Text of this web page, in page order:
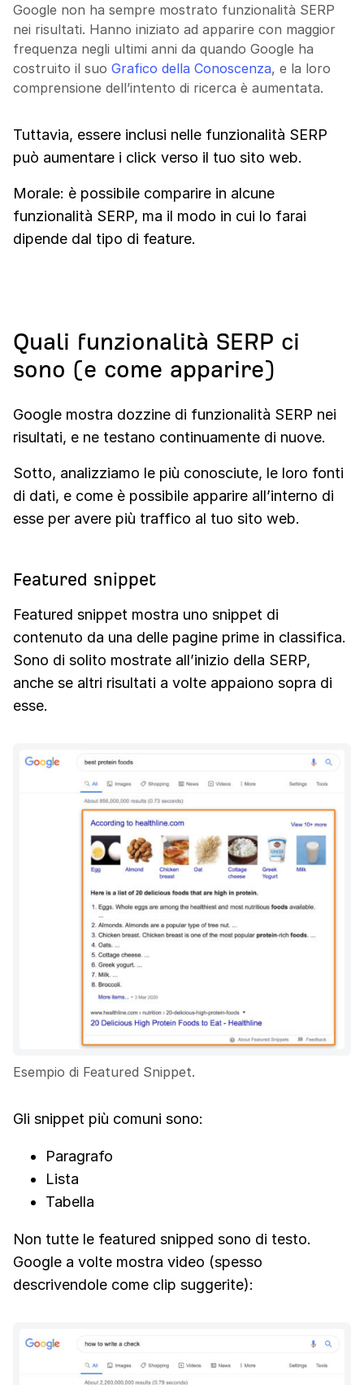
Google non ha sempre mostrato funzionalità SERP
nei risultati. Hanno iniziato ad apparire con maggior
frequenza negli ultimi anni da quando Google ha
costruito il suo Grafico della Conoscenza, e la loro
comprensione dell’intento di ricerca è aumentata.
Tuttavia, essere inclusi nelle funzionalità SERP
può aumentare i click verso il tuo sito web.
Morale: è possibile comparire in alcune
funzionalità SERP, ma il modo in cui lo farai
dipende dal tipo di feature.
Quali funzionalità SERP ci
sono (e come apparire)
Google mostra dozzine di funzionalità SERP nei
risultati, e ne testano continuamente di nuove.
Sotto, analizziamo le più conosciute, le loro fonti
di dati, e come è possibile apparire all’interno di
esse per avere più traffico al tuo sito web.
Featured snippet
Featured snippet mostra uno snippet di
contenuto da una delle pagine prime in classifica.
Sono di solito mostrate all’inizio della SERP,
anche se altri risultati a volte appaiono sopra di
esse.
Esempio di Featured Snippet.
Gli snippet più comuni sono:
Paragrafo
Lista
Tabella
Non tutte le featured snipped sono di testo.
Google a volte mostra video (spesso
descrivendole come clip suggerite):